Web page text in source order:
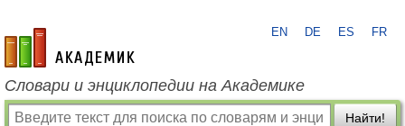
academic.ru
EN DE ES FR
Словари и энциклопедии на Академике
Найти!